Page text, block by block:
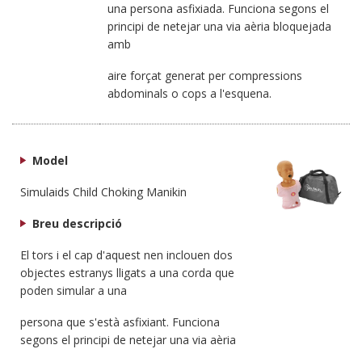
una persona asfixiada. Funciona segons el
principi de netejar una via aèria bloquejada
amb
aire forçat generat per compressions
abdominals o cops a l'esquena.
Model
Simulaids Child Choking Manikin
Breu descripció
El tors i el cap d'aquest nen inclouen dos
objectes estranys lligats a una corda que
poden simular a una
persona que s'està asfixiant. Funciona
segons el principi de netejar una via aèria